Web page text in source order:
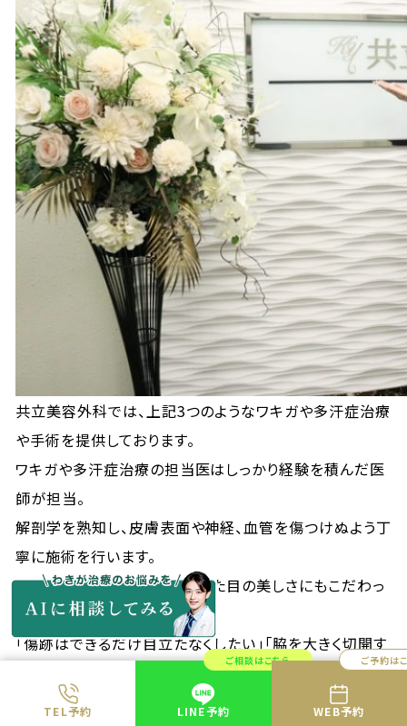
TEL予約
ご相談はこちら
LINE予約
ご予約は
WEB予約
共立美容外科では、上記3つのようなワキガや多汗症治療
や手術を提供しております。
ワキガや多汗症治療の担当医はしっかり経験を積んだ医
師が担当。
解剖学を熟知し、皮膚表面や神経、血管を傷つけぬよう丁
寧に施術を行います。
また、美容外科ということで見た目の美しさにもこだわっ
て施術をしております。
「傷跡はできるだけ目立たなくしたい」「脇を大きく切開す
るのは避けたい」という方は是非当クリニックにご相談い
ただければと思います。